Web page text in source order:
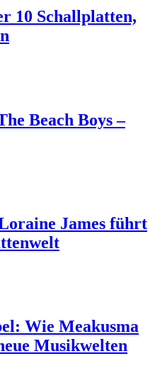
10 Schallplatten,
Beach Boys –
James führt
Wie Meakusma
Musikwelten